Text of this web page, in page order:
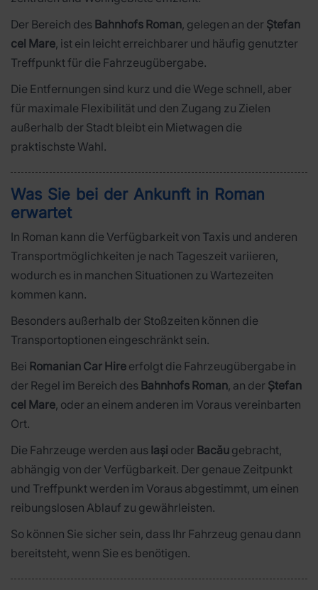
Der Bereich des Bahnhofs Roman, gelegen an der Ștefan
cel Mare, ist ein leicht erreichbarer und häufig genutzter
Treffpunkt für die Fahrzeugübergabe.
Die Entfernungen sind kurz und die Wege schnell, aber
für maximale Flexibilität und den Zugang zu Zielen
außerhalb der Stadt bleibt ein Mietwagen die
praktischste Wahl.
Was Sie bei der Ankunft in Roman
erwartet
In Roman kann die Verfügbarkeit von Taxis und anderen
Transportmöglichkeiten je nach Tageszeit variieren,
wodurch es in manchen Situationen zu Wartezeiten
kommen kann.
Besonders außerhalb der Stoßzeiten können die
Transportoptionen eingeschränkt sein.
Bei Romanian Car Hire erfolgt die Fahrzeugübergabe in
der Regel im Bereich des Bahnhofs Roman, an der Ștefan
cel Mare, oder an einem anderen im Voraus vereinbarten
Ort.
Die Fahrzeuge werden aus Iași oder Bacău gebracht,
abhängig von der Verfügbarkeit. Der genaue Zeitpunkt
und Treffpunkt werden im Voraus abgestimmt, um einen
reibungslosen Ablauf zu gewährleisten.
So können Sie sicher sein, dass Ihr Fahrzeug genau dann
bereitsteht, wenn Sie es benötigen.